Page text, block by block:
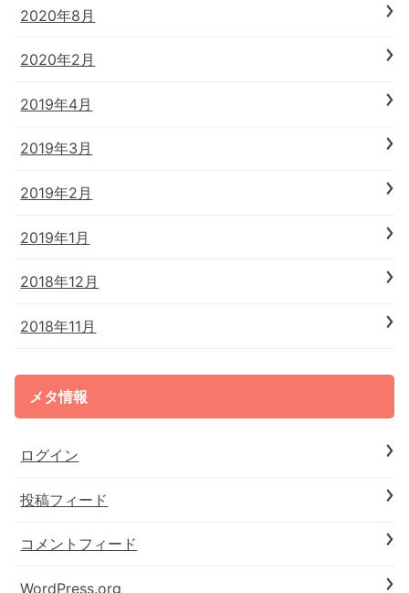
2020年8月
2020年2月
2019年4月
2019年3月
2019年2月
2019年1月
2018年12月
2018年11月
メタ情報
ログイン
投稿フィード
コメントフィード
WordPress.org